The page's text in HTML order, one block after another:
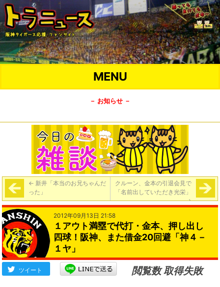
MENU
－ お知らせ －
← 新井「本当のお兄ちゃんだ
った」
クルーン、金本の引退会見で
「名前出していただき光栄」
→
2012年09月13日 21:58
１アウト満塁で代打・金本、押し出し
四球！阪神、また借金20回避「神４－
１ヤ」
ツイート
閲覧数 取得失敗